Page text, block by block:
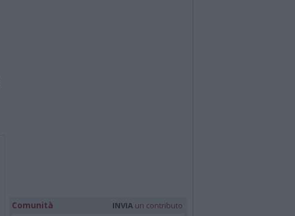
Comunità INVIA un contributo